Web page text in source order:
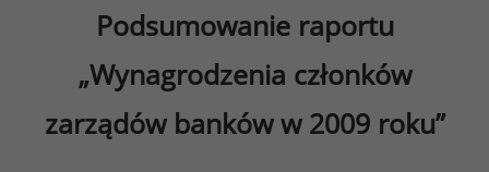
Podsumowanie raportu
„Wynagrodzenia członków
zarządów banków w 2009 roku”